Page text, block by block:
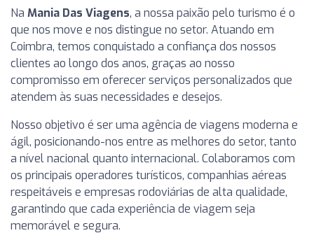
Na Mania Das Viagens, a nossa paixão pelo turismo é o
que nos move e nos distingue no setor. Atuando em
Coimbra, temos conquistado a confiança dos nossos
clientes ao longo dos anos, graças ao nosso
compromisso em oferecer serviços personalizados que
atendem às suas necessidades e desejos.
Nosso objetivo é ser uma agência de viagens moderna e
ágil, posicionando-nos entre as melhores do setor, tanto
a nível nacional quanto internacional. Colaboramos com
os principais operadores turísticos, companhias aéreas
respeitáveis e empresas rodoviárias de alta qualidade,
garantindo que cada experiência de viagem seja
memorável e segura.